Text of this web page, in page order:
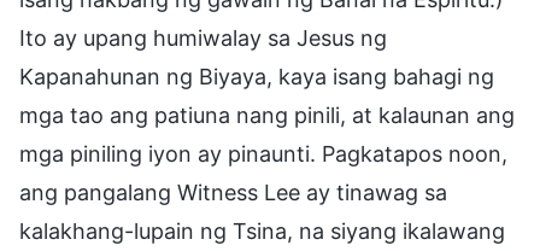
Ito ay upang humiwalay sa Jesus ng
Kapanahunan ng Biyaya, kaya isang bahagi ng
mga tao ang patiuna nang pinili, at kalaunan ang
mga piniling iyon ay pinaunti. Pagkatapos noon,
ang pangalang Witness Lee ay tinawag sa
kalakhang-lupain ng Tsina, na siyang ikalawang